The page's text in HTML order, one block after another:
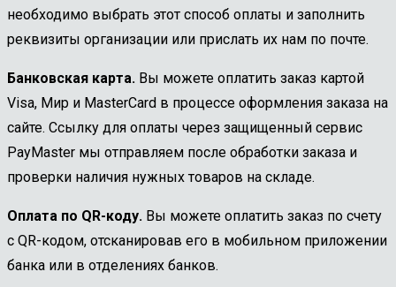
необходимо выбрать этот способ оплаты и заполнить
реквизиты организации или прислать их нам по почте.
Банковская карта. Вы можете оплатить заказ картой
Visa, Мир и MasterCard в процессе оформления заказа на
сайте. Ссылку для оплаты через защищенный сервис
PayMaster мы отправляем после обработки заказа и
проверки наличия нужных товаров на складе.
Оплата по QR-коду. Вы можете оплатить заказ по счету
с QR-кодом, отсканировав его в мобильном приложении
банка или в отделениях банков.